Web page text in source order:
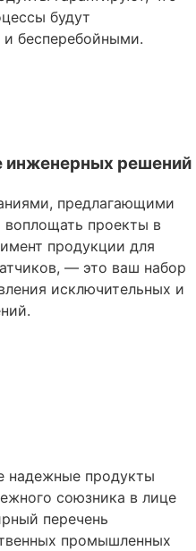
будут
бесперебойными.
инженерных решений
предлагающими
проекты в
продукции для
— это ваш набор
исключительных и
надежные продукты
союзника в лице
перечень
промышленных